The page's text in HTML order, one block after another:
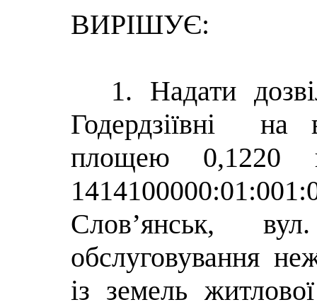
ВИРІШУЄ:
1. Надати
Годердзіївні на
площею 0,1220
Слов’янськ,
обслуговування
із земель